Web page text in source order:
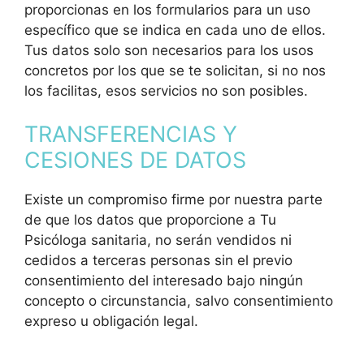
proporcionas en los formularios para un uso
específico que se indica en cada uno de ellos.
Tus datos solo son necesarios para los usos
concretos por los que se te solicitan, si no nos
los facilitas, esos servicios no son posibles.
TRANSFERENCIAS Y
CESIONES DE DATOS
Existe un compromiso firme por nuestra parte
de que los datos que proporcione a Tu
Psicóloga sanitaria, no serán vendidos ni
cedidos a terceras personas sin el previo
consentimiento del interesado bajo ningún
concepto o circunstancia, salvo consentimiento
expreso u obligación legal.